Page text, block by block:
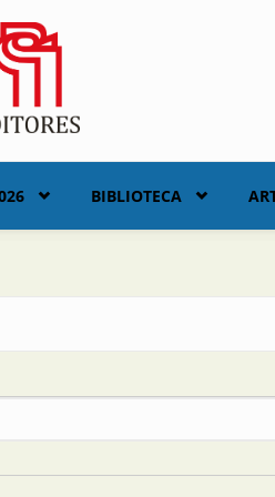
BIBLIOTECA